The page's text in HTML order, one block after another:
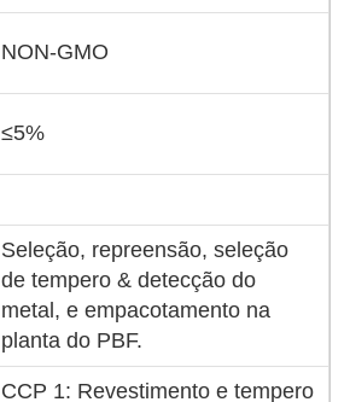
NON-GMO
≤5%
Seleção, repreensão, seleção
de tempero & detecção do
metal, e empacotamento na
planta do PBF.
CCP 1: Revestimento e tempero